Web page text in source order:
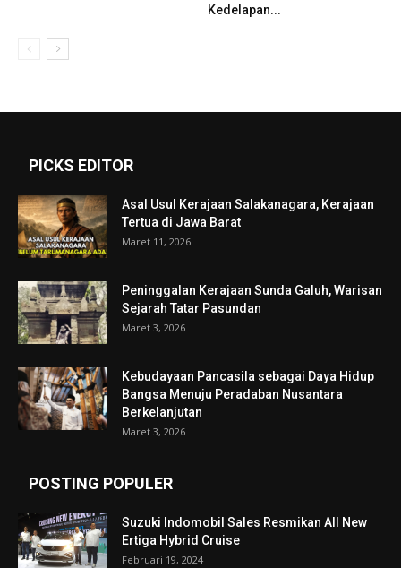
Kedelapan...
PICKS EDITOR
Asal Usul Kerajaan Salakanagara, Kerajaan
Tertua di Jawa Barat
Maret 11, 2026
Peninggalan Kerajaan Sunda Galuh, Warisan
Sejarah Tatar Pasundan
Maret 3, 2026
Kebudayaan Pancasila sebagai Daya Hidup
Bangsa Menuju Peradaban Nusantara
Berkelanjutan
Maret 3, 2026
POSTING POPULER
Suzuki Indomobil Sales Resmikan All New
Ertiga Hybrid Cruise
Februari 19, 2024